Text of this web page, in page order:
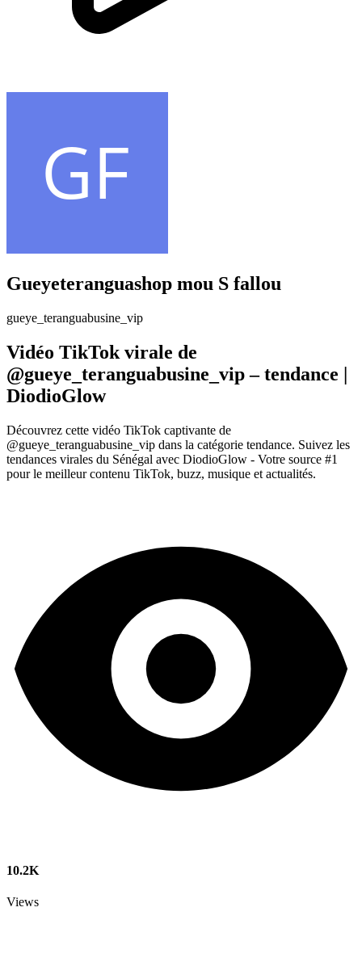
Gueyeteranguashop mou S fallou
gueye_teranguabusine_vip
Vidéo TikTok virale de
@gueye_teranguabusine_vip – tendance |
DiodioGlow
Découvrez cette vidéo TikTok captivante de
@gueye_teranguabusine_vip dans la catégorie tendance. Suivez les
tendances virales du Sénégal avec DiodioGlow - Votre source #1
pour le meilleur contenu TikTok, buzz, musique et actualités.
10.2K
Views